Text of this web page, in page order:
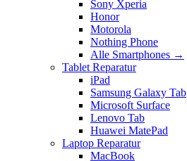
Sony Xperia
Honor
Motorola
Nothing Phone
Alle Smartphones →
Tablet Reparatur
iPad
Samsung Galaxy Tab
Microsoft Surface
Lenovo Tab
Huawei MatePad
Laptop Reparatur
MacBook